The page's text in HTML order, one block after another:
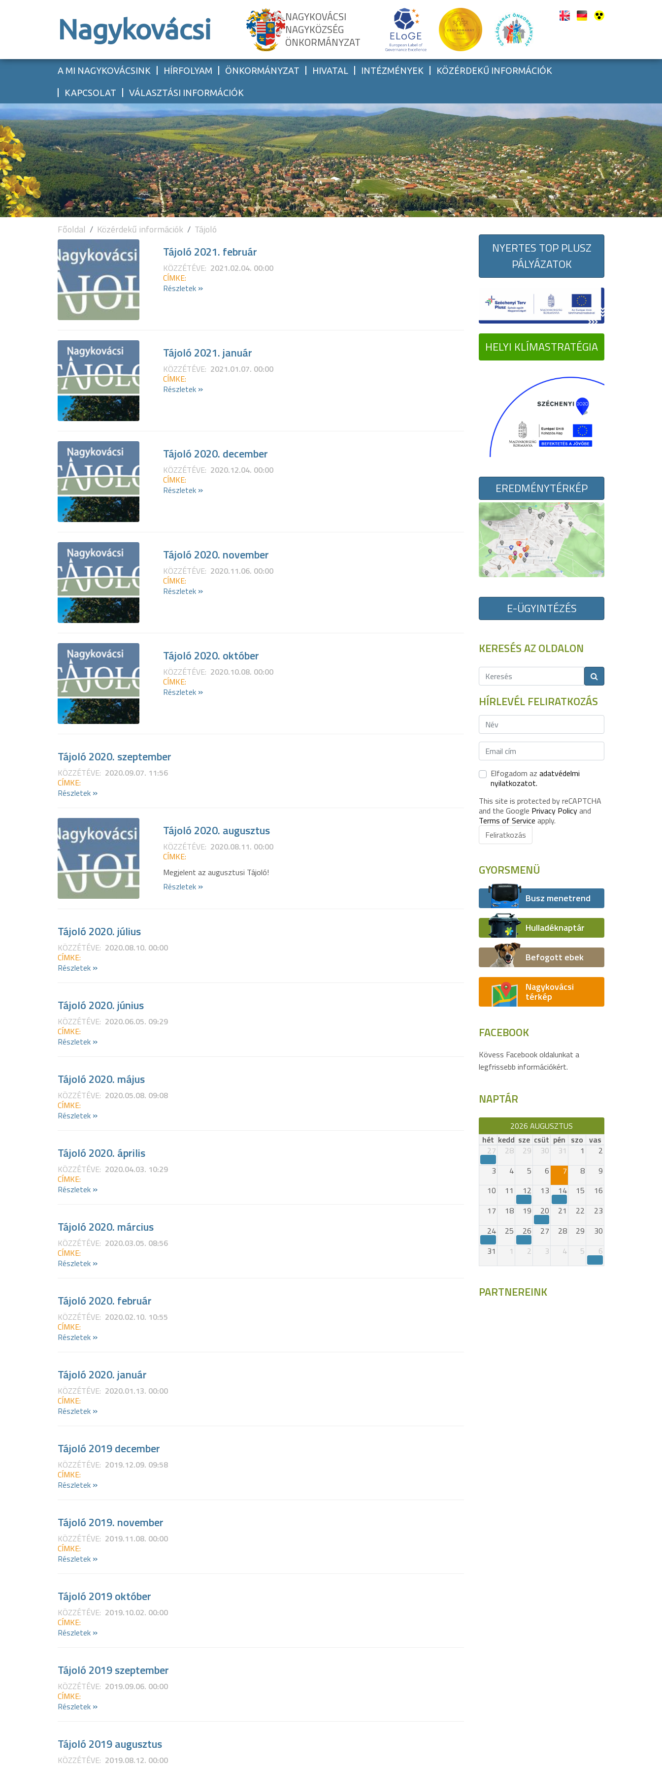
Nagykovácsi
NAGYKOVÁCSI
NAGYKÖZSÉG
ÖNKORMÁNYZAT
A MI NAGYKOVÁCSINK HÍRFOLYAM ÖNKORMÁNYZAT HIVATAL INTÉZMÉNYEK KÖZÉRDEKŰ INFORMÁCIÓK
KAPCSOLAT VÁLASZTÁSI INFORMÁCIÓK
Főoldal Közérdekű információk Tájoló
Tájoló 2021. február
KÖZZÉTÉVE: 2021.02.04. 00:00
CÍMKE:
Részletek »
Tájoló 2021. január
KÖZZÉTÉVE: 2021.01.07. 00:00
CÍMKE:
Részletek »
Tájoló 2020. december
KÖZZÉTÉVE: 2020.12.04. 00:00
CÍMKE:
Részletek »
Tájoló 2020. november
KÖZZÉTÉVE: 2020.11.06. 00:00
CÍMKE:
Részletek »
Tájoló 2020. október
KÖZZÉTÉVE: 2020.10.08. 00:00
CÍMKE:
Részletek »
Tájoló 2020. szeptember
KÖZZÉTÉVE: 2020.09.07. 11:56
CÍMKE:
Részletek »
Tájoló 2020. augusztus
KÖZZÉTÉVE: 2020.08.11. 00:00
CÍMKE:
Megjelent az augusztusi Tájoló!
Részletek »
Tájoló 2020. július
KÖZZÉTÉVE: 2020.08.10. 00:00
CÍMKE:
Részletek »
Tájoló 2020. június
KÖZZÉTÉVE: 2020.06.05. 09:29
CÍMKE:
Részletek »
Tájoló 2020. május
KÖZZÉTÉVE: 2020.05.08. 09:08
CÍMKE:
Részletek »
Tájoló 2020. április
KÖZZÉTÉVE: 2020.04.03. 10:29
CÍMKE:
Részletek »
Tájoló 2020. március
KÖZZÉTÉVE: 2020.03.05. 08:56
CÍMKE:
Részletek »
Tájoló 2020. február
KÖZZÉTÉVE: 2020.02.10. 10:55
CÍMKE:
Részletek »
Tájoló 2020. január
KÖZZÉTÉVE: 2020.01.13. 00:00
CÍMKE:
Részletek »
Tájoló 2019 december
KÖZZÉTÉVE: 2019.12.09. 09:58
CÍMKE:
Részletek »
Tájoló 2019. november
KÖZZÉTÉVE: 2019.11.08. 00:00
CÍMKE:
Részletek »
Tájoló 2019 október
KÖZZÉTÉVE: 2019.10.02. 00:00
CÍMKE:
Részletek »
Tájoló 2019 szeptember
KÖZZÉTÉVE: 2019.09.06. 00:00
CÍMKE:
Részletek »
Tájoló 2019 augusztus
KÖZZÉTÉVE: 2019.08.12. 00:00
NYERTES TOP PLUSZ
PÁLYÁZATOK
HELYI KLÍMASTRATÉGIA
EREDMÉNYTÉRKÉP
E-ÜGYINTÉZÉS
KERESÉS AZ OLDALON
HÍRLEVÉL FELIRATKOZÁS
Elfogadom az adatvédelmi
nyilatkozatot.
This site is protected by reCAPTCHA
and the Google Privacy Policyand
Terms of Service apply.
Feliratkozás
GYORSMENÜ
Busz menetrend
Hulladéknaptár
Befogott ebek
Nagykovácsi
térkép
FACEBOOK
Kövess Facebook oldalunkat a
legfrissebb információkért.
NAPTÁR
2026 AUGUSZTUS
hét kedd sze csüt pén szo vas
27
28 29 30 31 1
2
3
4 5 6 7 8
9
10
11 12 13 14 15
16
17
18 19 20 21 22
23
24
25 26 27 28 29
30
31
1 2 3 4 5 6
PARTNEREINK